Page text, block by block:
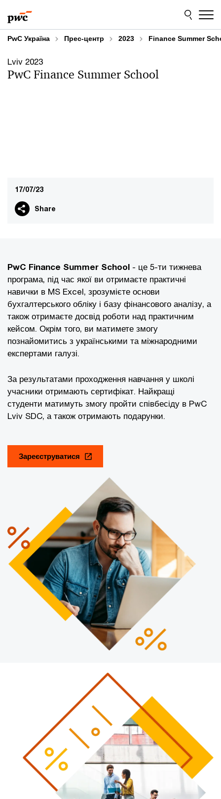
to
content
to
footer
PwC Україна Прес-центр 2023 Finance Summer
Lviv 2023
PwC Finance Summer School
17/07/23
Share
PwC Finance Summer School - це 5-ти тижнева
програма, під час якої ви отримаєте практичні
навички в MS Excel, зрозумієте основи
бухгалтерського обліку і базу фінансового аналізу, а
також отримаєте досвід роботи над практичним
кейсом. Окрім того, ви матимете змогу
познайомитись з українськими та міжнародними
експертами галузі.
За результатами проходження навчання у школі
учасники отримають сертифікат. Найкращі
студенти матимуть змогу пройти співбесіду в PwC
Lviv SDC, а також отримають подарунки.
Зареєструватися